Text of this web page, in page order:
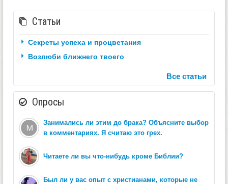
Статьи
Секреты успеха и процветания
Возлюби ближнего твоего
Все статьи
Опросы
Занимались ли этим до брака? Объясните выбор
в комментариях. Я считаю это грех.
Читаете ли вы что-нибудь кроме Библии?
Был ли у вас опыт с христианами, которые не